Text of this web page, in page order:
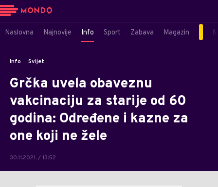
Naslovna Najnovije Info Sport Zabava Magazin
Info Svijet
Grčka uvela obaveznu
vakcinaciju za starije od 60
godina: Određene i kazne za
one koji ne žele
30.11.2021. / 13:52